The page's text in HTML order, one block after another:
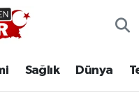
Sağlık Dünya